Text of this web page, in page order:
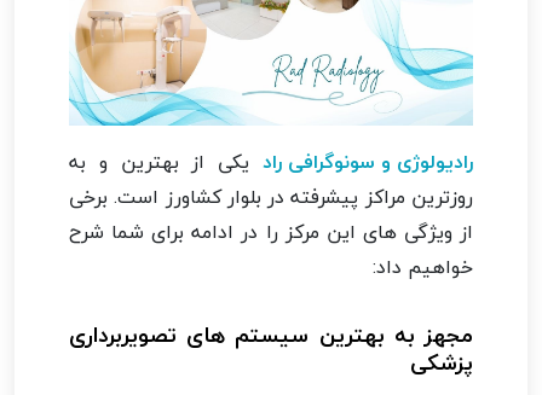
رادیولوژی و سونوگرافی راد یکی از بهترین و به
روزترین مراکز پیشرفته در بلوار کشاورز است. برخی
از ویژگی های این مرکز را در ادامه برای شما شرح
خواهیم داد:
مجهز به بهترین سیستم های تصویربرداری
پزشکی